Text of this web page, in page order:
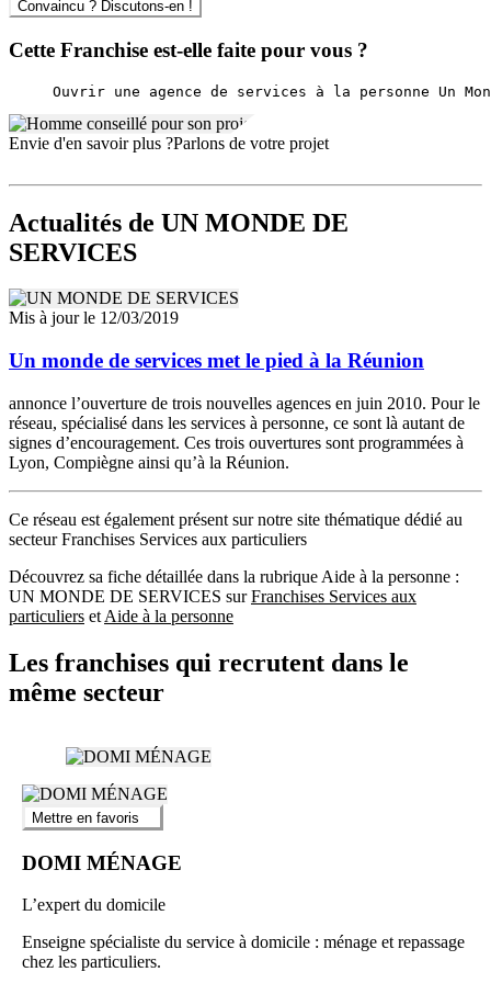
marquée par une valorisation de la proximité et de la qualité des
la constance du suivi, la clarté des process et l’adaptation
placer la satisfaction client et la performance au cœur de son projet
entrepreneurial, tout en profitant d’une vraie capacité d’innovation
pour se différencier au quotidien.
Convaincu ? Discutons-en !
Cette Franchise est-elle faite pour vous ?
Envie d'en savoir plus ?Parlons de votre projet
Actualités de UN MONDE DE
SERVICES
Mis à jour le 12/03/2019
Un monde de services met le pied à la Réunion
annonce l’ouverture de trois nouvelles agences en juin 2010. Pour le
réseau, spécialisé dans les services à personne, ce sont là autant de
signes d’encouragement. Ces trois ouvertures sont programmées à
Lyon, Compiègne ainsi qu’à la Réunion.
Ce réseau est également présent sur notre site thématique dédié au
secteur Franchises Services aux particuliers
Découvrez sa fiche détaillée dans la rubrique Aide à la personne :
UN MONDE DE SERVICES surFranchises Services aux
particuliers et Aide à la personne
Les franchises qui recrutent dans le
même secteur
Mettre en favoris
DOMI MÉNAGE
L’expert du domicile
Enseigne spécialiste du service à domicile : ménage et repassage
chez les particuliers.